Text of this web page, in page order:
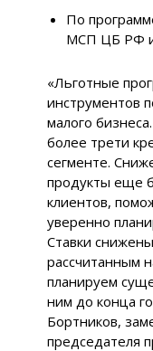
По
МСП ЦБ РФ
«Льготные
инструментов
малого
более трети
сегменте.
продукты еще
клиентов,
уверенно
Ставки
рассчитанным
планируем
ним до конца
Бортников,
председателя